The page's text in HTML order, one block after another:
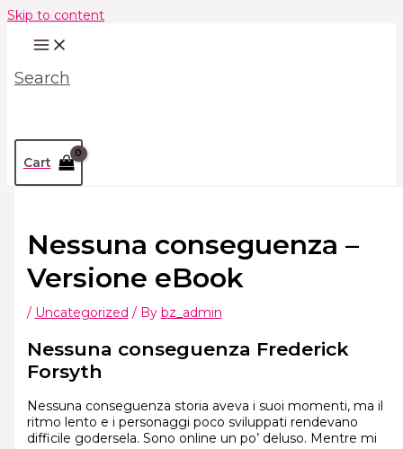
Skip to content
Search
Cart
Nessuna conseguenza –
Versione eBook
/ Uncategorized / By bz_admin
Nessuna conseguenza Frederick
Forsyth
Nessuna conseguenza storia aveva i suoi momenti, ma il
ritmo lento e i personaggi poco sviluppati rendevano
difficile godersela. Sono online un po’ deluso. Mentre mi